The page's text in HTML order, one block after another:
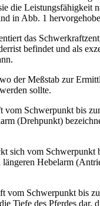
die Leistungsfähigkeit
in Abb. 1
das
befindet und als
der Meßstab zur
sollte.
vom Schwerpunkt bis
(Drehpunkt)
sich vom Schwerpunkt
Hebelarm
vom Schwerpunkt bis
Tiefe des Pferdes dar,